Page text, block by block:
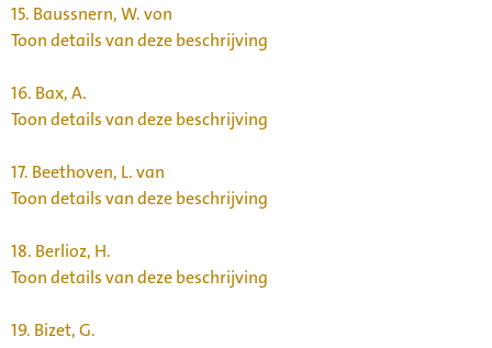
15. Baussnern, W. von
Toon details van deze beschrijving
16. Bax, A.
Toon details van deze beschrijving
17. Beethoven, L. van
Toon details van deze beschrijving
18. Berlioz, H.
Toon details van deze beschrijving
19. Bizet, G.